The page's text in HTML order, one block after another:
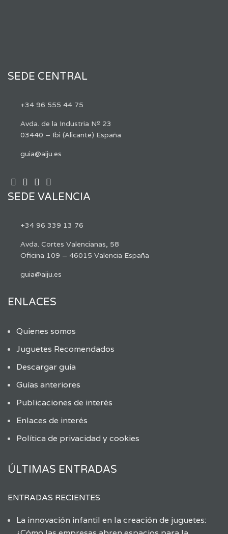
SEDE CENTRAL
+34 96 555 44 75
Avda. de la Industria Nº 23
03440 – Ibi (Alicante) España
guia@aiju.es
SEDE VALENCIA
+34 96 339 13 76
Avda. Cortes Valencianas, 58
Oficina 109 – 46015 Valencia España
guia@aiju.es
ENLACES
Quienes somos
Juguetes Recomendados
Descargar guía
Guías anteriores
Publicaciones de interés
Enlaces de interés
Política de privacidad y cookies
ÚLTIMAS ENTRADAS
ENTRADAS RECIENTES
La innovación infantil en la creación de juguetes: